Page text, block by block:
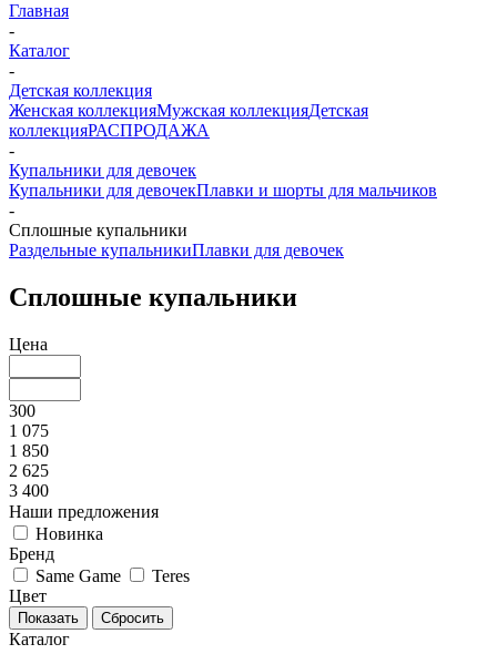
Главная
-
Каталог
-
Детская коллекция
Женская коллекцияМужская коллекцияДетская
коллекцияРАСПРОДАЖА
-
Купальники для девочек
Купальники для девочекПлавки и шорты для мальчиков
-
Сплошные купальники
Раздельные купальникиПлавки для девочек
Сплошные купальники
Цена
300
1 075
1 850
2 625
3 400
Наши предложения
Новинка
Бренд
Same Game
Teres
Цвет
Каталог